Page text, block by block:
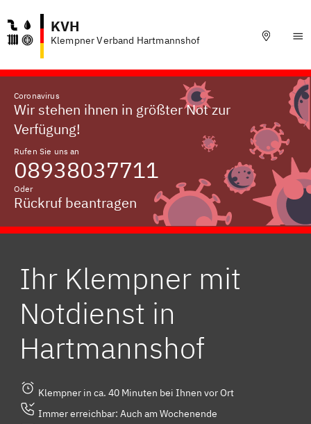
KVH
Klempner Verband Hartmannshof
Coronavirus
Wir stehen ihnen in größter Not zur
Verfügung!
Rufen Sie uns an
08938037711
Oder
Rückruf beantragen
Ihr Klempner mit
Notdienst in
Hartmannshof
Klempner in ca. 40 Minuten bei Ihnen vor Ort
Immer erreichbar: Auch am Wochenende